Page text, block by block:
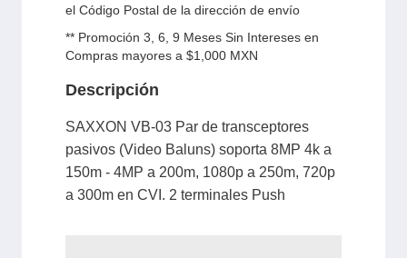
el Código Postal de la dirección de envío
** Promoción 3, 6, 9 Meses Sin Intereses en
Compras mayores a $1,000 MXN
Descripción
SAXXON VB-03 Par de transceptores
pasivos (Video Baluns) soporta 8MP 4k a
150m - 4MP a 200m, 1080p a 250m, 720p
a 300m en CVI. 2 terminales Push